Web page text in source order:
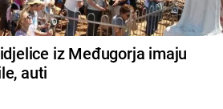
iz Međugorja imaju
auti